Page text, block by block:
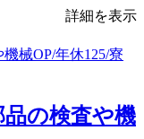
詳細を表示
の検査や機